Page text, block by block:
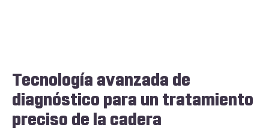
Tecnología avanzada de
diagnóstico para un tratamiento
preciso de la cadera